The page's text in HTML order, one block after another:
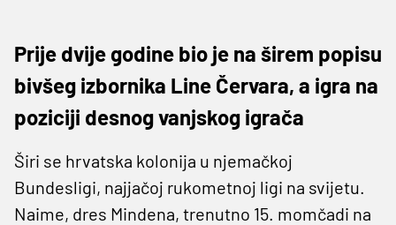
Prije dvije godine bio je na širem popisu
bivšeg izbornika Line Červara, a igra na
poziciji desnog vanjskog igrača
Širi se hrvatska kolonija u njemačkoj
Bundesligi, najjačoj rukometnoj ligi na svijetu.
Naime, dres Mindena, trenutno 15. momčadi na